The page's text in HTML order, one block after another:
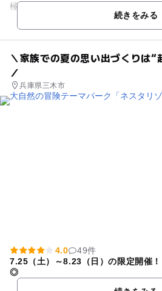
極的に採用し、作られた市民の公園です。 公園内は、里
続きをみる
＼家族での夏の思い出づくりは“
／
兵庫県三木市
4.0
49件
7.25（土）～8.23（日）の限定開催
◎